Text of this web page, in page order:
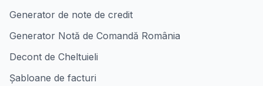
Generator de note de credit
Generator Notă de Comandă România
Decont de Cheltuieli
Șabloane de facturi